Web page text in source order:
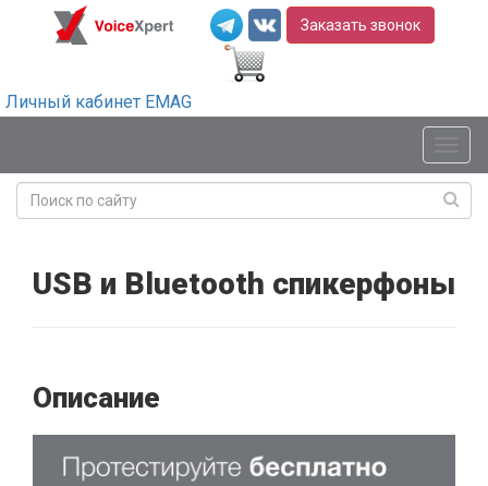
Заказать звонок
Личный кабинет EMAG
USB и Bluetooth спикерфоны
Описание